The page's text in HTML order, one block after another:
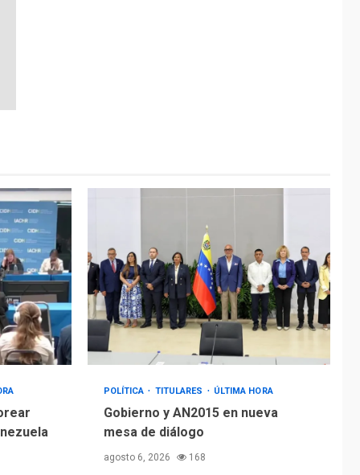
POLÍTICA TITULARES ÚLTIMA HORA
Gobierno y AN2015 en nueva
mesa de diálogo
agosto 6, 2026 168